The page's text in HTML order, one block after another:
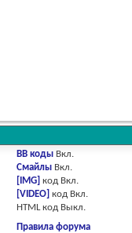
BB коды Вкл.
Смайлы Вкл.
[IMG] код Вкл.
[VIDEO] код Вкл.
HTML код Выкл.
Правила форума